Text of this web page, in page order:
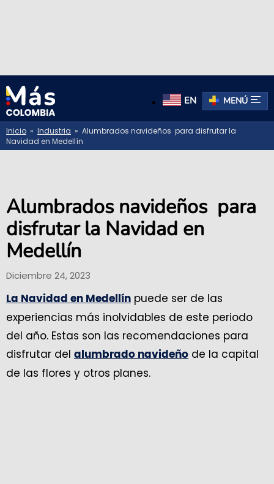
EN MENÚ
Inicio » Industria » Alumbrados navideños para disfrutar la
Navidad en Medellín
Alumbrados navideños para
disfrutar la Navidad en
Medellín
Diciembre 24, 2023
La Navidad en Medellín puede ser de las
experiencias más inolvidables de este periodo
del año. Estas son las recomendaciones para
disfrutar del alumbrado navideño de la capital
de las flores y otros planes.